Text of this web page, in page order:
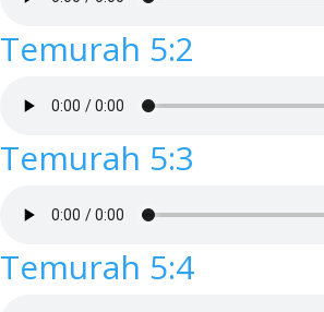
Temurah 5:2
Temurah 5:3
Temurah 5:4